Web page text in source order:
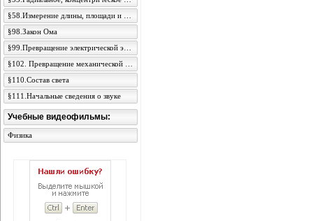
§98.Закон Ома
§110.Состав света
§111.Начальные сведения о звуке
Учебные видеофильмы:
Физика